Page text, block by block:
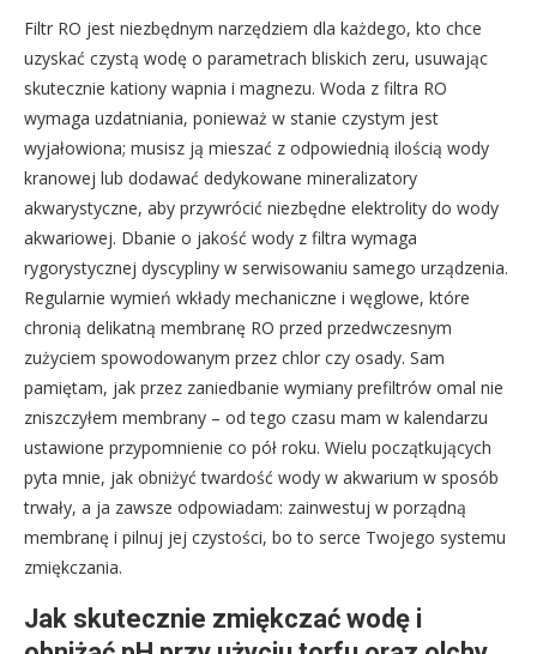
Filtr RO jest niezbędnym narzędziem dla każdego, kto chce
uzyskać czystą wodę o parametrach bliskich zeru, usuwając
skutecznie kationy wapnia i magnezu. Woda z filtra RO
wymaga uzdatniania, ponieważ w stanie czystym jest
wyjałowiona; musisz ją mieszać z odpowiednią ilością wody
kranowej lub dodawać dedykowane mineralizatory
akwarystyczne, aby przywrócić niezbędne elektrolity do wody
akwariowej. Dbanie o jakość wody z filtra wymaga
rygorystycznej dyscypliny w serwisowaniu samego urządzenia.
Regularnie wymień wkłady mechaniczne i węglowe, które
chronią delikatną membranę RO przed przedwczesnym
zużyciem spowodowanym przez chlor czy osady. Sam
pamiętam, jak przez zaniedbanie wymiany prefiltrów omal nie
zniszczyłem membrany – od tego czasu mam w kalendarzu
ustawione przypomnienie co pół roku. Wielu początkujących
pyta mnie, jak obniżyć twardość wody w akwarium w sposób
trwały, a ja zawsze odpowiadam: zainwestuj w porządną
membranę i pilnuj jej czystości, bo to serce Twojego systemu
zmiękczania.
Jak skutecznie zmiękczać wodę i